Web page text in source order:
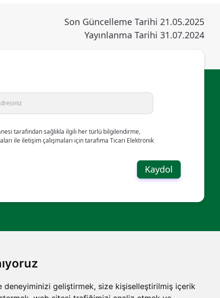
deneyiminizi geliştirmek, size kişiselleştirilmiş içerik
Son Güncelleme Tarihi 21.05.2025
Yayınlanma Tarihi 31.07.2024
tarafından sağlıkla ilgili her türlü bilgilendirme,
ile iletişim çalışmaları için tarafıma Ticari Elektronik
Kaydol